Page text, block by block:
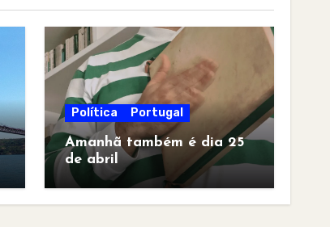
Política Portugal
Amanhã também é dia 25
de abril